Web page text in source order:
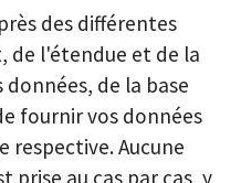
des différentes
de l'étendue et de la
de la base
fournir vos données
respective. Aucune
prise au cas par cas, y